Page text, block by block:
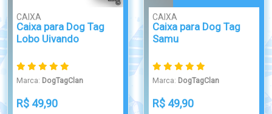
CAIXA
Caixa para Dog Tag
Lobo Uivando
Marca: DogTagClan
R$ 49,90
CAIXA
Caixa para Dog Tag
Samu
Marca: DogTagClan
R$ 49,90